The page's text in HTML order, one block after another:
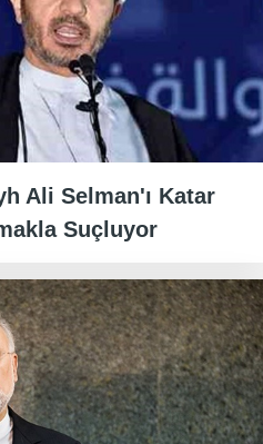
Ali Selman'ı Katar
Suçluyor